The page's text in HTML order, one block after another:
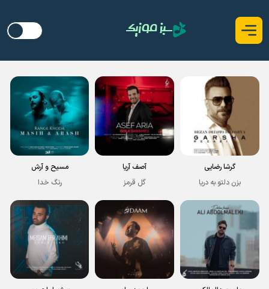
گرشا رضایی
بزن دلتو به دریا
آصف آریا
گل قرمز
مسیح و آرش
رنگ خدا